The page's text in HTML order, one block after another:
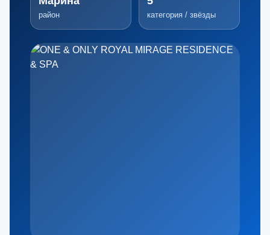
район категория / звёзды